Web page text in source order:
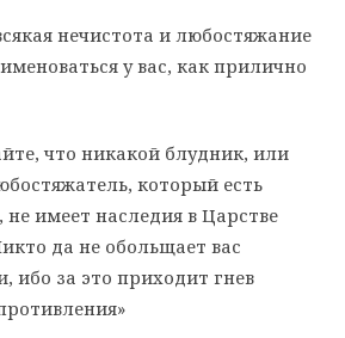
нечистота и любостяжание
у вас, как прилично
что никакой блудник, или
который есть
имеет наследия в Царстве
да не обольщает вас
ибо за это приходит гнев